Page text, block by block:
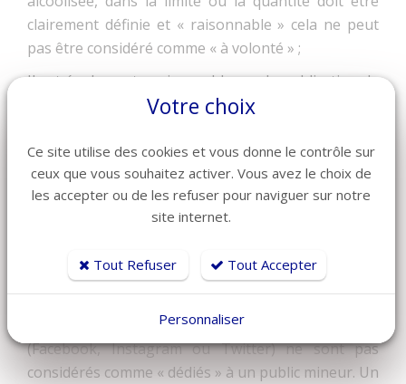
clairement définie et « raisonnable » cela ne peut
pas être considéré comme « à volonté » ;
Il est également envisageable que la publication de
l’influenceur concerne ou rende visible des
être respectée. De ce fait,la publication ne doit
pas inciter à la consommation d’alcool.
De même, le public mineur ne doit pas être touché :
dédiées à ce type de public (par exemple les sites ou
noter cependant que les réseaux sociaux
(Facebook, Instagram ou Twitter) ne sont pas
considérés comme « dédiés » à un public mineur. Un
Votre choix
Ce site utilise des cookies et vous donne le contrôle sur
ceux que vous souhaitez activer. Vous avez le choix de
les accepter ou de les refuser pour naviguer sur notre
site internet.
Tout Refuser Tout Accepter
Personnaliser